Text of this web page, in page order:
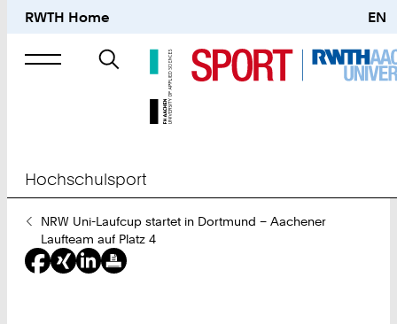
RWTH Home EN
Suche
nach
Hochschulsport
Sie
sind
hier:
NRW Uni-Laufcup startet in Dortmund – Aachener
Laufteam auf Platz 4